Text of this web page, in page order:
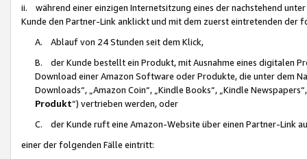
ii. während einer einzigen Internetsitzung eines der nachstehend
Kunde den Partner-Link anklickt und mit dem zuerst eintretenden der
A. Ablauf von 24 Stunden seit dem Klick,
B. der Kunde bestellt ein Produkt, mit Ausnahme eines digitalen
Download einer Amazon Software oder Produkte, die unter dem
Downloads“, „Amazon Coin“, „Kindle Books“, „Kindle
Produkt“) vertrieben werden, oder
C. der Kunde ruft eine Amazon-Website über einen Partner-Link
einer der folgenden Fälle eintritt: